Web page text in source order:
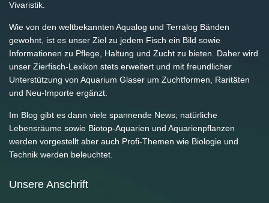
Vivaristik.
Wie von den weltbekannten Aqualog und Terralog Bänden
gewohnt, ist es unser Ziel zu jedem Fisch ein Bild sowie
Informationen zu Pflege, Haltung und Zucht zu bieten. Daher wird
unser Zierfisch-Lexikon stets erweitert und mit freundlicher
Unterstützung von Aquarium Glaser um Zuchtformen, Raritäten
und Neu-Importe ergänzt.
Im Blog gibt es dann viele spannende News; natürliche
Lebensräume sowie Biotop-Aquarien und Aquarienpflanzen
werden vorgestellt aber auch Profi-Themen wie Biologie und
Technik werden beleuchtet.
Unsere Anschrift